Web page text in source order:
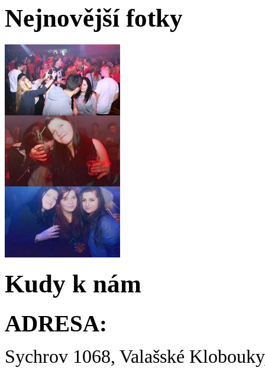
Nejnovější fotky
Kudy k nám
ADRESA:
Sychrov 1068, Valašské